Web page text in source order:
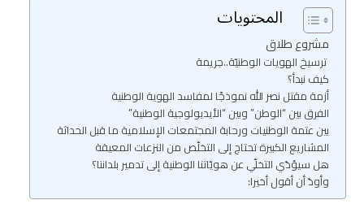
المحتويات
مشروع طلاق
ترسيخ الهويات الوطنيّة..جريمة
كيف نبدأ؟
أزمة مقتل نصر الله نموذجًا لمفاسد الهوية الوطنية
الفرق بين “الوطن” وبين “الأيديولوجية الوطنية”
بين عتمة الوطنيات ورحابة المجتمعات الإسلامية ما قبل الحداثة
المشاريع الكبيرة تحتاج إلى التخلّص من النزعات المعيقة
هل سيؤدّي التخلّي عن هويّاتنا الوطنية إلى تدمير بلداننا؟
وأودّ أن أقول أخيرا: